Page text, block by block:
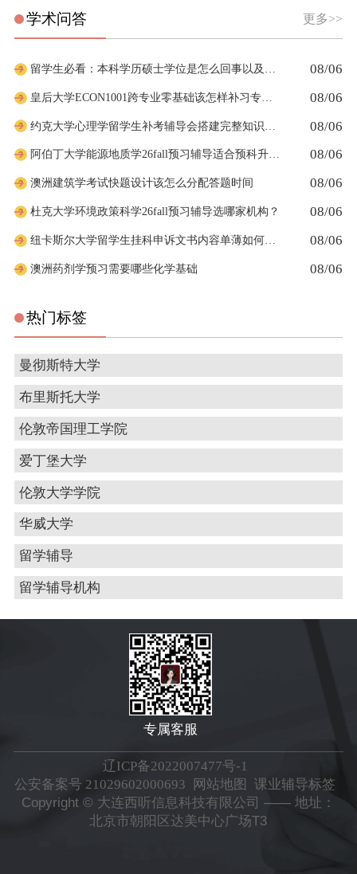
学术问答 更多>>
08/06
皇后大学ECON1001跨专业零基础该怎样补习专业课 08/06
08/06
阿伯丁大学能源地质学26fall预习辅导适合预科升本科吗 08/06
澳洲建筑学考试快题设计该怎么分配答题时间 08/06
杜克大学环境政策科学26fall预习辅导选哪家机构？ 08/06
纽卡斯尔大学留学生挂科申诉文书内容单薄如何充实材料 08/06
澳洲药剂学预习需要哪些化学基础 08/06
热门标签
曼彻斯特大学
布里斯托大学
伦敦帝国理工学院
爱丁堡大学
伦敦大学学院
华威大学
留学辅导
留学辅导机构
专属客服
辽ICP备2022007477号-1
公安备案号 21029602000693
网站地图
课业辅导标签
Copyright © 大连西听信息科技有限公司 —— 地址：
北京市朝阳区达美中心广场T3